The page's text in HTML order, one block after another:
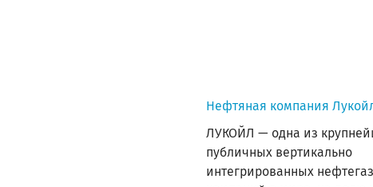
Нефтяная компания
ЛУКОЙЛ — одна из
публичных вертикально
интегрированных